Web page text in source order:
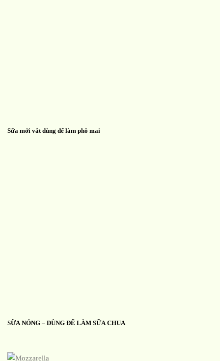
Sữa mới vắt dùng để làm phô mai
SỮA NÓNG – DÙNG ĐỂ LÀM SỮA CHUA